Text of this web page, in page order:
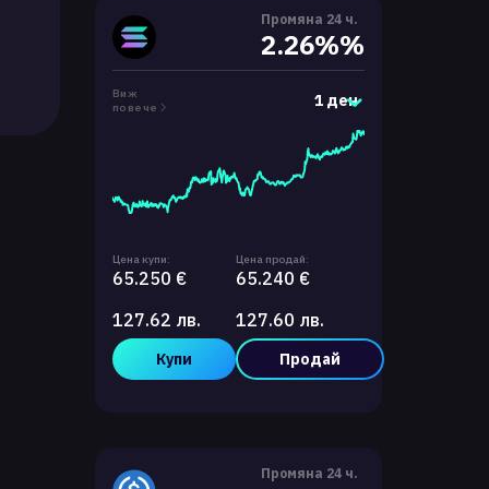
Промяна 24 ч.
2.26%%
Виж
повече
1 ден
Цена купи:
65.250 €
127.62 лв.
Купи
Цена продай:
65.240 €
127.60 лв.
Продай
Промяна 24 ч.